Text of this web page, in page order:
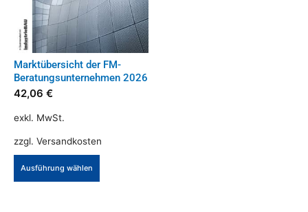
Produktseite
gewählt
werden
Marktübersicht der FM-
Beratungsunternehmen 2026
42,06 €
exkl. MwSt.
zzgl. Versandkosten
Ausführung wählen
Produkt